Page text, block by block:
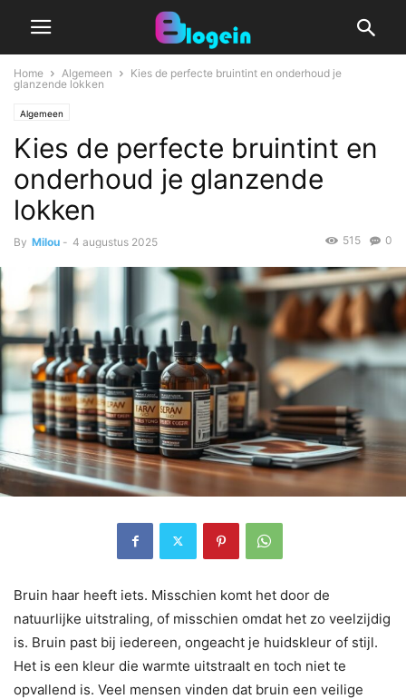
Home Algemeen
Kies de perfecte bruintint en onderhoud je
glanzende lokken
Algemeen
Kies de perfecte bruintint en
onderhoud je glanzende
lokken
By Milou - 4 augustus 2025 0
515
Bruin haar heeft iets. Misschien komt het door de
natuurlijke uitstraling, of misschien omdat het zo veelzijdig
is. Bruin past bij iedereen, ongeacht je huidskleur of stijl.
Het is een kleur die warmte uitstraalt en toch niet te
opvallend is. Veel mensen vinden dat bruin een veilige